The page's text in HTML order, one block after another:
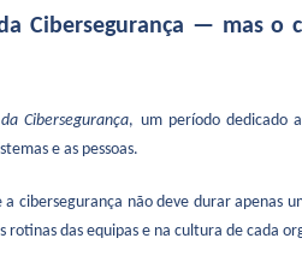
Cibersegurança — mas o
Cibersegurança, um período dedicado
e as pessoas.
a cibersegurança não deve durar apenas
rotinas das equipas e na cultura de cada